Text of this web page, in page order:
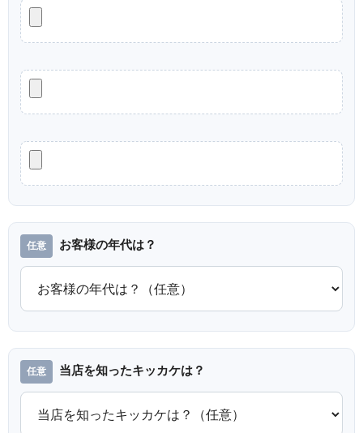
お客様の年代は？
当店を知ったキッカケは？